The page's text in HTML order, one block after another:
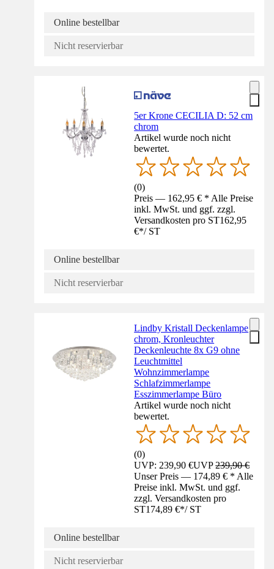
Online bestellbar
Nicht reservierbar
5er Krone CECILIA D: 52 cm
chrom
Artikel wurde noch nicht
bewertet.
(0)
Preis — 162,95 € * Alle Preise
inkl. MwSt. und ggf. zzgl.
Versandkosten pro ST162,95
€*/ ST
Online bestellbar
Nicht reservierbar
Lindby Kristall Deckenlampe
chrom, Kronleuchter
Deckenleuchte 8x G9 ohne
Leuchtmittel
Wohnzimmerlampe
Schlafzimmerlampe
Esszimmerlampe Büro
Artikel wurde noch nicht
bewertet.
(0)
UVP: 239,90 €UVP239,90 €
Unser Preis — 174,89 € * Alle
Preise inkl. MwSt. und ggf.
zzgl. Versandkosten pro
ST174,89 €*/ ST
Online bestellbar
Nicht reservierbar